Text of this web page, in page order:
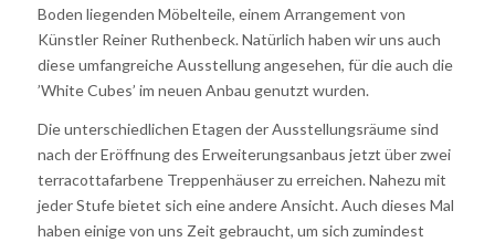
Boden liegenden Möbelteile, einem Arrangement von
Künstler Reiner Ruthenbeck. Natürlich haben wir uns auch
diese umfangreiche Ausstellung angesehen, für die auch die
’White Cubes’ im neuen Anbau genutzt wurden.
Die unterschiedlichen Etagen der Ausstellungsräume sind
nach der Eröffnung des Erweiterungsanbaus jetzt über zwei
terracottafarbene Treppenhäuser zu erreichen. Nahezu mit
jeder Stufe bietet sich eine andere Ansicht. Auch dieses Mal
haben einige von uns Zeit gebraucht, um sich zumindest